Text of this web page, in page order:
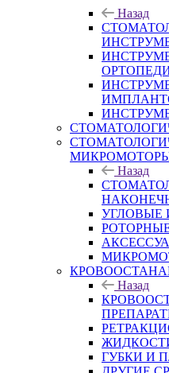
Назад
Назад
УГЛОВЫЕ
Назад
ГУБКИ И